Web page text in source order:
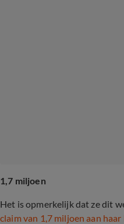
1,7 miljoen
Het is opmerkelijk dat ze dit
claim van 1,7 miljoen aan